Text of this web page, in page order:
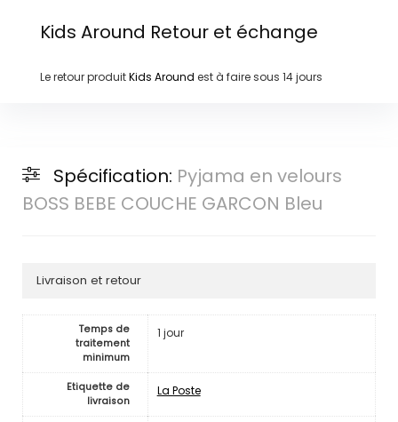
Kids Around Retour et échange
Le retour produitKids Around est à faire sous 14 jours
Spécification: Pyjama en velours
BOSS BEBE COUCHE GARCON Bleu
Livraison et retour
Temps de
traitement
minimum
1 jour
Etiquette de
livraison
La Poste